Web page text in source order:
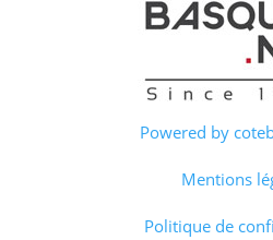
Powered by
Mentions
Politique de